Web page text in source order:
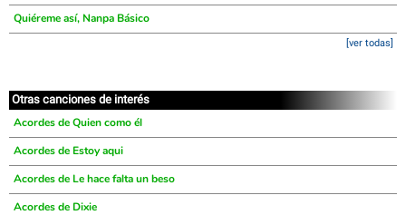
Quiéreme así, Nanpa Básico
[ver todas]
Otras canciones de interés
Acordes de Quien como él
Acordes de Estoy aqui
Acordes de Le hace falta un beso
Acordes de Dixie